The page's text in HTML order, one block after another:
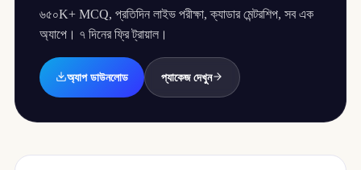
৬৫০K+ MCQ, প্রতিদিন লাইভ পরীক্ষা, ক্যাডার মেন্টরশিপ, সব এক
অ্যাপে। ৭ দিনের ফ্রি ট্রায়াল।
অ্যাপ ডাউনলোড প্যাকেজ দেখুন